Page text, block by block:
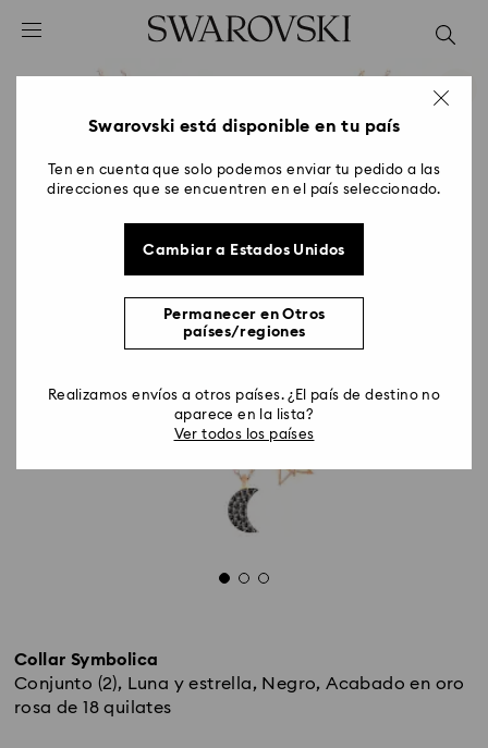
Accesskeys list
2 - Footer
Collar Symbolica
Conjunto (2), Luna y estrella, Negro, Acabado en oro
rosa de 18 quilates
Swarovski está disponible en tu país
Ten en cuenta que solo podemos enviar tu pedido a las
direcciones que se encuentren en el país seleccionado.
Cambiar a Estados Unidos
Permanecer en Otros
países/regiones
Realizamos envíos a otros países. ¿El país de destino no
aparece en la lista?
Ver todos los países